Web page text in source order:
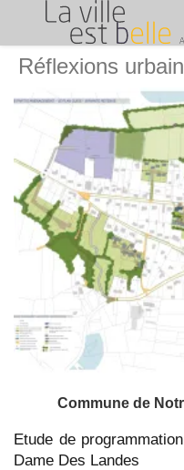
Réflexions
Commune de
Etude de
Dame Des Landes